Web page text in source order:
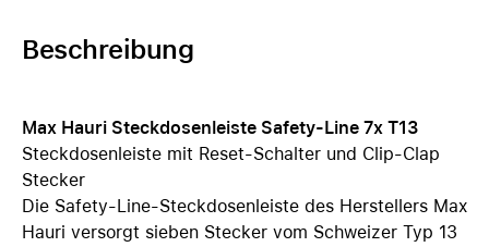
Beschreibung
Max Hauri Steckdosenleiste Safety-Line 7x T13
Steckdosenleiste mit Reset-Schalter und Clip-Clap
Stecker
Die Safety-Line-Steckdosenleiste des Herstellers Max
Hauri versorgt sieben Stecker vom Schweizer Typ 13